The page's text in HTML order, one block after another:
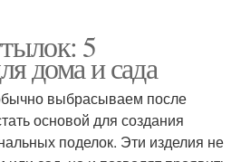
5
дома и сада
выбрасываем после
основой для создания
поделок. Эти изделия не